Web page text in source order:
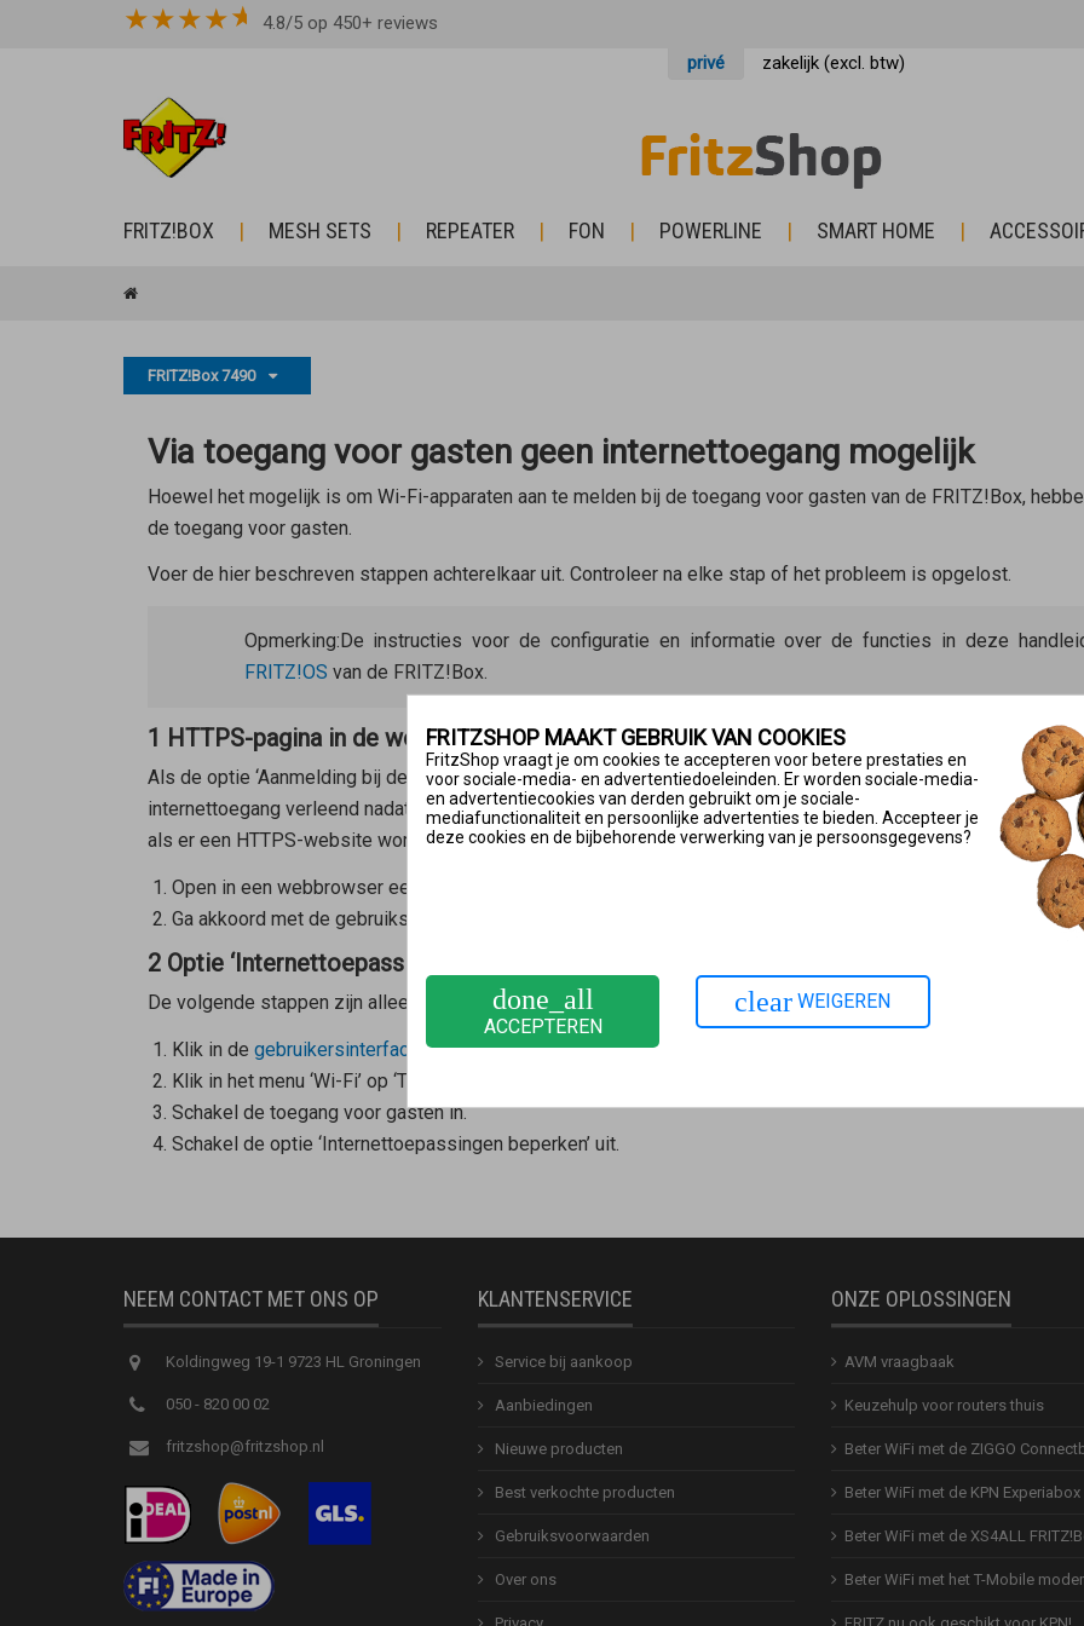
★★★★ 4.8/5 op 450+ reviews
privé zakelijk (excl. btw)
FRITZ!BOX MESH SETS REPEATER FON POWERLINE SMART HOME
FRITZ!Box 7490
Via toegang voor gasten geen internettoegang mogelijk
Hoewel het mogelijk is om Wi-Fi-apparaten aan te melden bij de toegang voor gasten van de FRITZ!Box,
de toegang voor gasten.
Voer de hier beschreven stappen achterelkaar uit. Controleer na elke stap of het probleem is opgelost.
Opmerking: De instructies voor de configuratie en informatie over de functies in deze
FRITZ!OS van de FRITZ!Box.
1 HTTPS-pagina in de webbrowser openen
Als de optie ‘Aanmelding bij de toegang voor gasten/hotspot alleen toestaan na instemming met de
internettoegang verleend nadat is ingestemd met deze gebruiksvoorwaarden. De captiveportal met de
als er een HTTPS-website wordt geopend:
Open in een webbrowser een een HTTPS-pagina, bijvoorbeeld
. De FRITZ!Box geeft nu
Ga akkoord met de gebruiksvoorwaarden van de toegang voor gasten.
2 Optie ‘Internettoepassingen beperken’ uitschakelen
De volgende stappen zijn alleen nodig als afzonderlijke toepassingen geen toegang tot het internet krijgen:
Klik in de gebruikersinterface van de FRITZ!Boxop ‘Wi-Fi’.
Klik in het menu ‘Wi-Fi’ op ‘Toegang voor gasten’.
Schakel de toegang voor gasten in.
Schakel de optie ‘Internettoepassingen beperken’ uit.
NEEM CONTACT MET ONS OP
Koldingweg 19-1 9723 HL Groningen
050 - 820 00 02
fritzshop@fritzshop.nl
KLANTENSERVICE
Service bij aankoop
Aanbiedingen
Nieuwe producten
Best verkochte producten
Gebruiksvoorwaarden
Over ons
ONZE OPLOSSINGEN
AVM vraagbaak
Keuzehulp voor routers thuis
Beter WiFi met de ZIGGO
Beter WiFi met de KPN Experiabox
Beter WiFi met de XS4ALL
Beter WiFi met het T-Mobile
FRITZSHOP MAAKT GEBRUIK VAN COOKIES
FritzShop vraagt je om cookies te accepteren voor betere prestaties en
voor sociale-media- en advertentiedoeleinden. Er worden sociale-media-
en advertentiecookies van derden gebruikt om je sociale-
mediafunctionaliteit en persoonlijke advertenties te bieden. Accepteer je
deze cookies en de bijbehorende verwerking van je persoonsgegevens?
done_all
ACCEPTEREN
clear WEIGEREN